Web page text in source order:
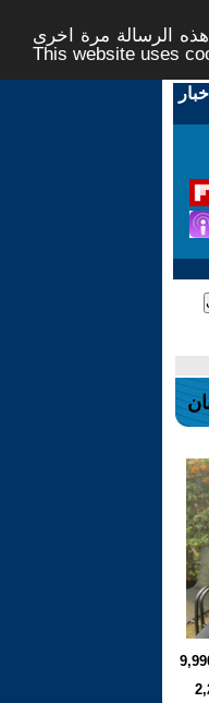
الرسالة مرة اخرى -
This website uses
اخبار